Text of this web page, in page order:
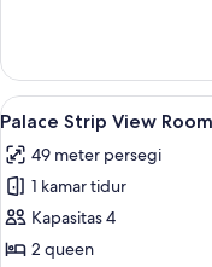
King
Non-
Smoking
Palace
Strip
View
King
Non-
Smoking
Lihat
semua
foto
untuk
Palace
Strip
4
Palace Strip View
49 meter persegi
1 kamar tidur
Kapasitas 4
2 queen